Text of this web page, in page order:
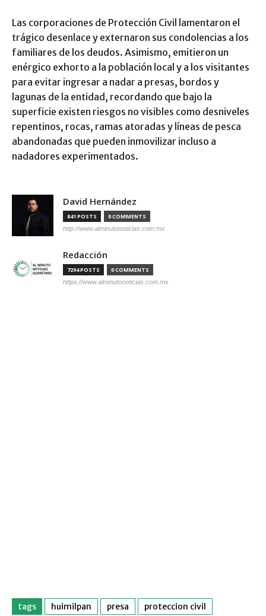
Las corporaciones de Protección Civil lamentaron el
trágico desenlace y externaron sus condolencias a los
familiares de los deudos. Asimismo, emitieron un
enérgico exhorto a la población local y a los visitantes
para evitar ingresar a nadar a presas, bordos y
lagunas de la entidad, recordando que bajo la
superficie existen riesgos no visibles como desniveles
repentinos, rocas, ramas atoradas y líneas de pesca
abandonadas que pueden inmovilizar incluso a
nadadores experimentados.
David Hernández
841 POSTS 0 COMMENTS
http://www.alminutonoticias.com.mx
Redacción
7294 POSTS 0 COMMENTS
https://www.alminutonoticias.com.mx
tags huimilpan presa proteccion civil